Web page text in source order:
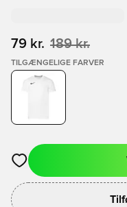
79 kr. 189 kr.
TILGÆNGELIGE FARVER
Åbner en Modal til at